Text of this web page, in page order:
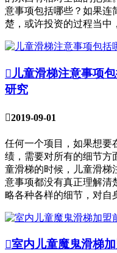
意事项包括哪些？如果连
楚，或许投资的过程当中
 儿童滑梯注意事项
研究
2019-09-01
任何一个项目，如果想要
绩，需要对所有的细节方
童滑梯的时候，儿童滑梯
意事项都没有真正理解清
略各种各样的细节，对自
室内儿童魔鬼滑梯